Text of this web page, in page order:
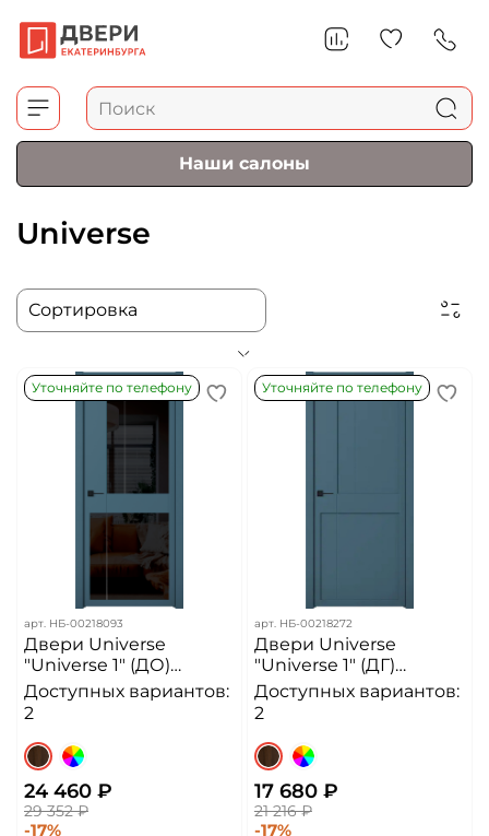
Наши салоны
Universe
Уточняйте по телефону
арт. НБ-00218093
Двери Universe
"Universe 1" (ДО)
чёрное стекло
Доступных вариантов:
2
24 460 ₽
29 352 ₽
-17%
Уточняйте по телефону
арт. НБ-00218272
Двери Universe
"Universe 1" (ДГ)
классик
Доступных вариантов:
2
17 680 ₽
21 216 ₽
-17%